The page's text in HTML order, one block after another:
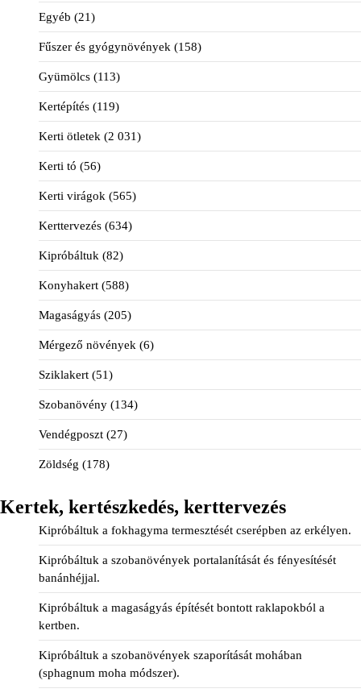
Egyéb (21)
Fűszer és gyógynövények (158)
Gyümölcs (113)
Kertépítés (119)
Kerti ötletek (2 031)
Kerti tó (56)
Kerti virágok (565)
Kerttervezés (634)
Kipróbáltuk (82)
Konyhakert (588)
Magaságyás (205)
Mérgező növények (6)
Sziklakert (51)
Szobanövény (134)
Vendégposzt (27)
Zöldség (178)
Kertek, kertészkedés, kerttervezés
Kipróbáltuk a fokhagyma termesztését cserépben az erkélyen.
Kipróbáltuk a szobanövények portalanítását és fényesítését
banánhéjjal.
Kipróbáltuk a magaságyás építését bontott raklapokból a
kertben.
Kipróbáltuk a szobanövények szaporítását mohában
(sphagnum moha módszer).